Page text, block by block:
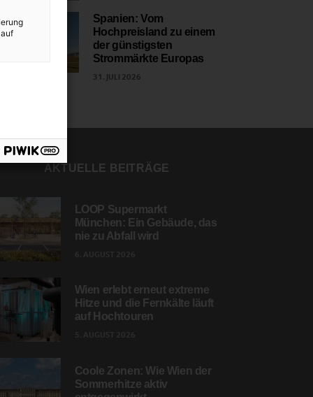
Spanien: Vom
Hochpreisland zu einem
der günstigsten
Strommärkte Europas
31. JULI 2026
AKTUELLE BEITRÄGE
LOOP Supermarkt
München: Ein Gebäude, das
nie zu Abfall wird
Wien erlebt erneut extreme
Hitze und die Fernkälte läuft
auf Hochtouren
Coole Zonen: Wie Wien der
Sommerhitze aktiv